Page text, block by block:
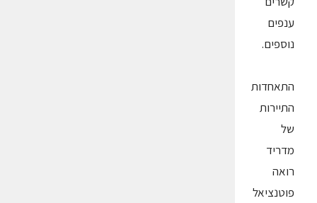
ענפים
נוספים.
התאחדות
התיירות
של
מדריד
רואה
פוטנציאל